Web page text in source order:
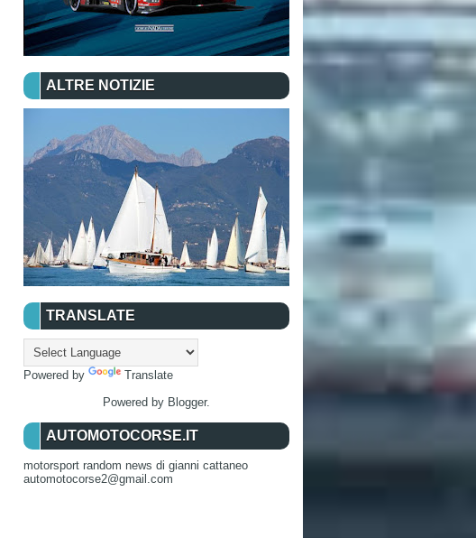
ALTRE NOTIZIE
TRANSLATE
Powered by
Translate
Powered by Blogger.
AUTOMOTOCORSE.IT
motorsport random news di gianni cattaneo
automotocorse2@gmail.com